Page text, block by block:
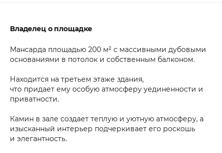
Владелец о площадке
Мансарда площадью 200 м² с массивными дубовыми
основаниями в потолок и собственным балконом.
Находится на третьем этаже здания,
что придает ему особую атмосферу уединенности и
приватности.
Камин в зале создает теплую и уютную атмосферу, а
изысканный интерьер подчеркивает его роскошь
и элегантность.